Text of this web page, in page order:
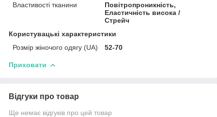
Властивості тканини
Повітропроникність,
Еластичність висока /
Стрейч
Користувацькі характеристики
Розмір жіночого одягу (UA)
52-70
Приховати
Відгуки про товар
Ще немає відгуків про цей товар